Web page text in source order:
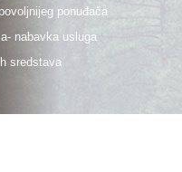
ponuđača
nabavka usluga
sredstava